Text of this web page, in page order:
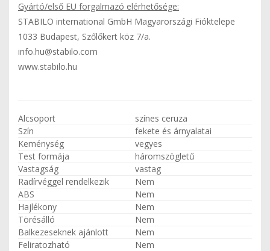
Gyártó/első EU forgalmazó elérhetősége:
STABILO international GmbH Magyarországi Fióktelepe
1033 Budapest, Szőlőkert köz 7/a.
info.hu@stabilo.com
www.stabilo.hu
Alcsoport
színes ceruza
Szín
fekete és árnyalatai
Keménység
vegyes
Test formája
háromszögletű
Vastagság
vastag
Radírvéggel rendelkezik
Nem
ABS
Nem
Hajlékony
Nem
Törésálló
Nem
Balkezeseknek ajánlott
Nem
Feliratozható
Nem